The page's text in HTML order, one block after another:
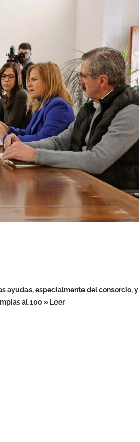
ayudas, especialmente del consorcio, y
al 100 » Leer